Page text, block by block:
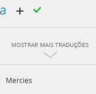
MOSTRAR MAIS TRADUÇÕES
Mercies